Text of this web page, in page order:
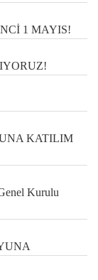
1 MAYIS!
KATILIM
Kurulu